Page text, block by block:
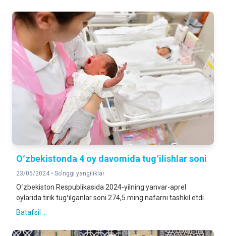
Oʻzbekistonda 4 oy davomida tugʻilishlar soni
23/05/2024 • So'nggi yangiliklar
Oʻzbekiston Respublikasida 2024-yilning yanvar-aprel
oylarida tirik tugʻilganlar soni 274,5 ming nafarni tashkil etdi.
Batafsil ...